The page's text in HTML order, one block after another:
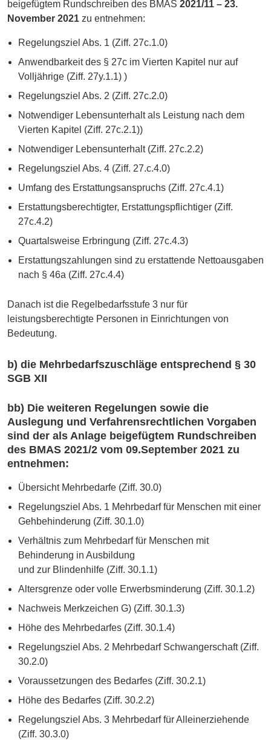
beigefügtem Rundschreiben des BMAS 2021/11 – 23.
November 2021 zu entnehmen:
Regelungsziel Abs. 1 (Ziff. 27c.1.0)
Anwendbarkeit des § 27c im Vierten Kapitel nur auf
Volljährige (Ziff. 27y.1.1) )
Regelungsziel Abs. 2 (Ziff. 27c.2.0)
Notwendiger Lebensunterhalt als Leistung nach dem
Vierten Kapitel (Ziff. 27c.2.1))
Notwendiger Lebensunterhalt (Ziff. 27c.2.2)
Regelungsziel Abs. 4 (Ziff. 27.c.4.0)
Umfang des Erstattungsanspruchs (Ziff. 27c.4.1)
Erstattungsberechtigter, Erstattungspflichtiger (Ziff.
27c.4.2)
Quartalsweise Erbringung (Ziff. 27c.4.3)
Erstattungszahlungen sind zu erstattende Nettoausgaben
nach § 46a (Ziff. 27c.4.4)
Danach ist die Regelbedarfsstufe 3 nur für
leistungsberechtigte Personen in Einrichtungen von
Bedeutung.
b) die Mehrbedarfszuschläge entsprechend § 30
SGB XII
bb) Die weiteren Regelungen sowie die
Auslegung und Verfahrensrechtlichen Vorgaben
sind der als Anlage beigefügtem Rundschreiben
des BMAS 2021/2 vom 09.September 2021 zu
entnehmen:
Übersicht Mehrbedarfe (Ziff. 30.0)
Regelungsziel Abs. 1 Mehrbedarf für Menschen mit einer
Gehbehinderung (Ziff. 30.1.0)
Verhältnis zum Mehrbedarf für Menschen mit
Behinderung in Ausbildung
und zur Blindenhilfe (Ziff. 30.1.1)
Altersgrenze oder volle Erwerbsminderung (Ziff. 30.1.2)
Nachweis Merkzeichen G) (Ziff. 30.1.3)
Höhe des Mehrbedarfes (Ziff. 30.1.4)
Regelungsziel Abs. 2 Mehrbedarf Schwangerschaft (Ziff.
30.2.0)
Voraussetzungen des Bedarfes (Ziff. 30.2.1)
Höhe des Bedarfes (Ziff. 30.2.2)
Regelungsziel Abs. 3 Mehrbedarf für Alleinerziehende
(Ziff. 30.3.0)